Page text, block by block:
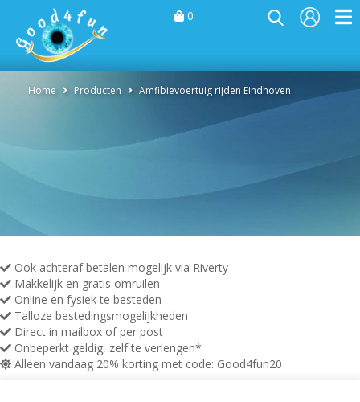
0
Home Producten Amfibievoertuig rijden Eindhoven
Ook achteraf betalen mogelijk via Riverty
Makkelijk en gratis omruilen
Online en fysiek te besteden
Talloze bestedingsmogelijkheden
Direct in mailbox of per post
Onbeperkt geldig, zelf te verlengen*
Alleen vandaag 20% korting met code: Good4fun20